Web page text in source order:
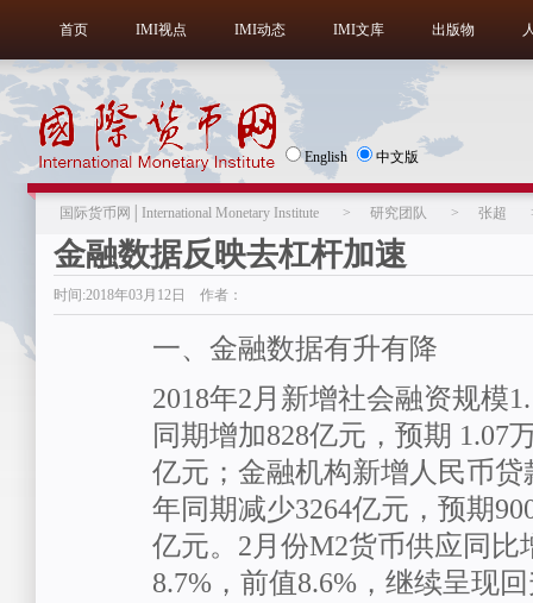
首页 IMI视点 IMI动态 IMI文库 出版物
English 中文版
国际货币网│International Monetary Institute > 研究团队 > 张超
金融数据反映去杠杆加速
时间:2018年03月12日 作者：
一、金融数据有升有降
2018年2月新增社会融资规模
同期增加828亿元，预期 1.07
亿元；金融机构新增人民币贷
年同期减少3264亿元，预期
亿元。2月份M2货币供应同比
8.7%，前值8.6%，继续呈现